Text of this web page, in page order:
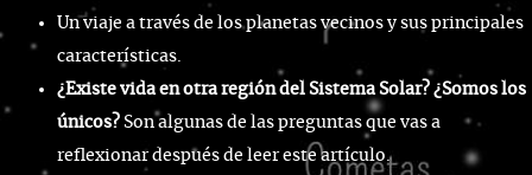
Un viaje a través de los planetas vecinos y sus principales
características.
¿Existe vida en otra región del Sistema Solar? ¿Somos los
únicos?Son algunas de las preguntas que vas a
reflexionar después de leer este artículo.